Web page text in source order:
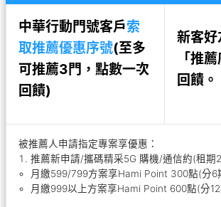
中華行動門號客戶索
取推薦優惠序號(至多
可推薦3門，點數一次
回饋)
新客好
「推
回饋。
被推薦人申請指定專案享優惠：
推薦新申請/攜碼精采5G 購機/通信約(租期
月繳599/799方案享Hami Point 300點(分6
月繳999以上方案享Hami Point 600點(分12